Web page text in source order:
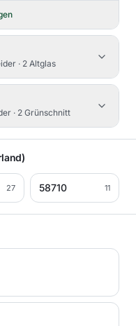
· 2 Altglas
· 2 Grünschnitt
27 58710 11